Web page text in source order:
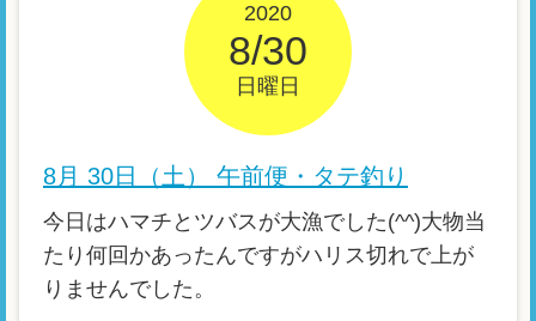
2020
8/30
日曜日
8月 30日（土） 午前便・タテ釣り
今日はハマチとツバスが大漁でした(^^)大物当
たり何回かあったんですがハリス切れで上が
りませんでした。